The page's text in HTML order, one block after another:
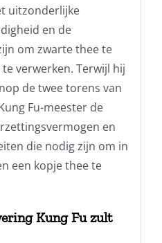
uitzonderlijke
en de
om zwarte thee te
verwerken. Terwijl hij
de twee torens van
Fu-meester de
en
die nodig zijn om in
een kopje thee te
Kung Fu zult